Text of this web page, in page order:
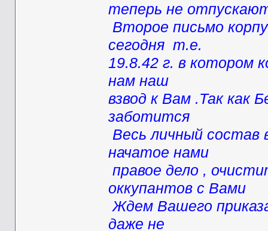
теперь не
Второе письмо
сегодня т.е.
19.8.42 г. в котором
нам наш
взвод к Вам .Так как
заботится
Весь личный состав
начатое нами
правое дело ,
оккупантов с Вами
Ждем Вашего
даже не